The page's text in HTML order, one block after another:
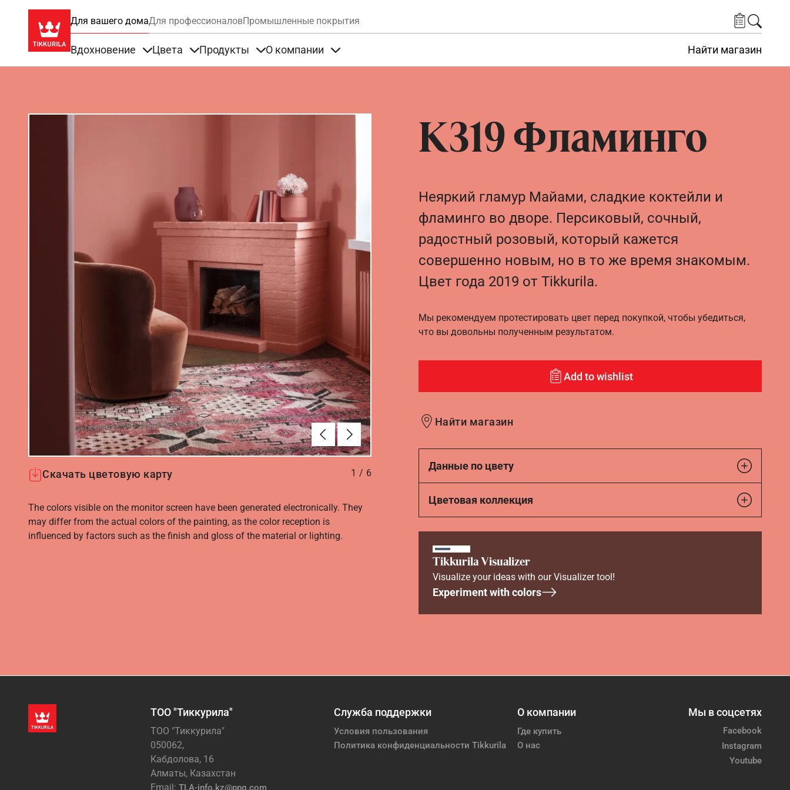
Для вашего домаДля профессионаловПромышленные покрытия
Вдохновение Цвета Продукты О компании Найти магазин
K319 Фламинго
АлдыңғыВперёд
Скачать цветовую карту 1 / 6
The colors visible on the monitor screen have been generated electronically. They
may differ from the actual colors of the painting, as the color reception is
influenced by factors such as the finish and gloss of the material or lighting.
Неяркий гламур Майами, сладкие коктейли и
фламинго во дворе. Персиковый, сочный,
радостный розовый, который кажется
совершенно новым, но в то же время знакомым.
Цвет года 2019 от Tikkurila.
Мы рекомендуем протестировать цвет перед покупкой, чтобы убедиться,
что вы довольны полученным результатом.
Add to wishlist
Найти магазин
Данные по цвету
Цветовая коллекция
Tikkurila Visualizer
Visualize your ideas with our Visualizer tool!
Experiment with colors
ТОО "Тиккурила"
ТОО "Тиккурила"
050062,
Кабдолова, 16
Алматы, Казахстан
Email: TLA-info.kz@ppg.com
Служба поддержки
Условия пользования
Политика конфиденциальности Tikkurila
О компании
Где купить
О нас
Мы в соцсетях
Facebook
Instagram
Youtube